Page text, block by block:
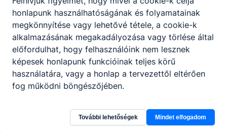
honlapunk használhatóságának és folyamatainak
megkönnyítése vagy lehetővé tétele, a cookie-k
alkalmazásának megakadályozása vagy törlése által
előfordulhat, hogy felhasználóink nem lesznek
képesek honlapunk funkcióinak teljes körű
használatára, vagy a honlap a tervezettől eltérően
fog működni böngészőjében.
További lehetőségek Mindet elfogadom